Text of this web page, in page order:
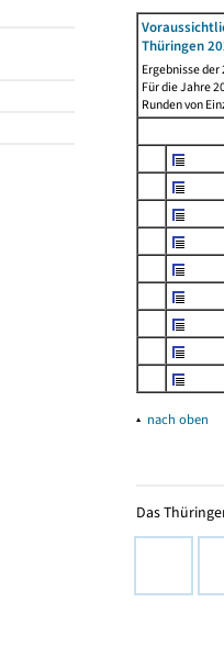
Thüringen
Ergebnisse
Für die Jahre
Runden von
▴ nach oben
Das